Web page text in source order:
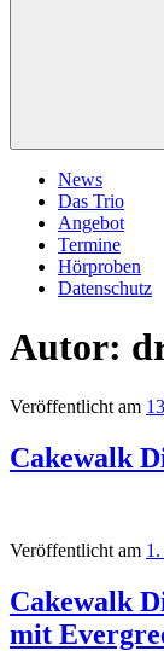
News
Das Trio
Angebot
Termine
Hörproben
Datenschutz
Autor:
Veröffentlicht am
Cakewalk
Veröffentlicht am
Cakewalk
mit